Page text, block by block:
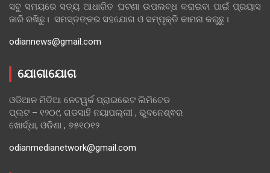
ସବୁ ସମୟରେ ସତ୍ୟ ଆଧାରିତ ଘଟଣା ଉପଲବ୍ଧ କରାଇବା ପାଇଁ ପ୍ରୟାସ
ଜାରି ରଖିଛୁ। ସମସ୍ତଙ୍କର ସହଯୋଗ ଓ ସମ୍ପୃକ୍ତି କାମନା କରୁଛୁ।
odiannews@gmail.com
ଯୋଗାଯୋଗ
ଓଡିଆନ ମିଡିଆ ନେଟୱର୍କ ପ୍ରାଇଭେଟ ଲିମିଟେଡ
ପ୍ଲଟ – ୧୨୦୯, ଗଡସାହି ନୟାପଲ୍ଲୀ , ଭୁବନେଶ୍ଵର
ଖୋର୍ଦ୍ଧା, ଓଡିଶା , ୭୫୧୦୧୨
odianmedianetwork@gmail.com